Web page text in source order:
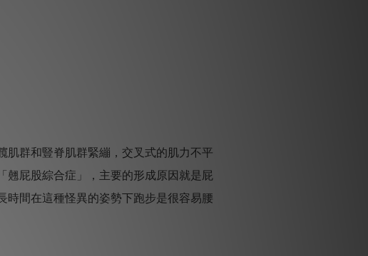
群和豎脊肌群緊繃，交叉式的肌力不平
翹屁股綜合症」，主要的形成原因就是屁
時間在這種怪異的姿勢下跑步是很容易腰